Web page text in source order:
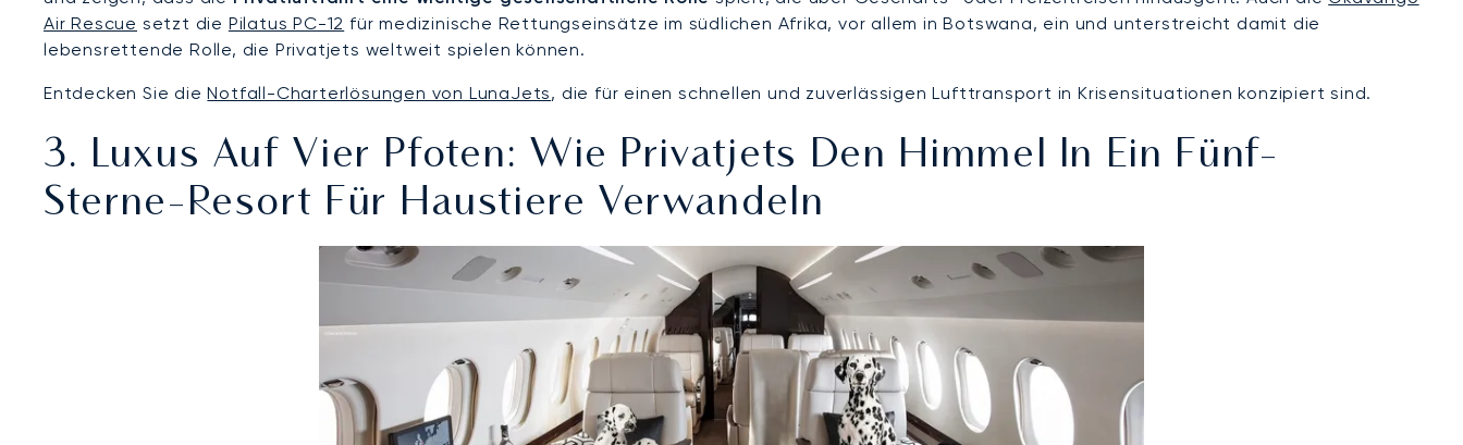
Air Rescue setzt die Pilatus PC-12 für medizinische Rettungseinsätze im südlichen Afrika, vor allem in Botswana, ein und unterstreicht damit die
lebensrettende Rolle, die Privatjets weltweit spielen können.
Entdecken Sie dieNotfall-Charterlösungen von LunaJets, die für einen schnellen und zuverlässigen Lufttransport in Krisensituationen konzipiert sind.
3. Luxus Auf Vier Pfoten: Wie Privatjets Den Himmel In Ein Fünf-
Sterne-Resort Für Haustiere Verwandeln